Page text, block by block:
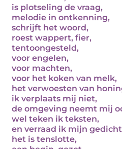
is plotseling de vraag,
melodie in ontkenning,
schrijft het woord,
roest wappert, fier,
tentoongesteld,
voor engelen,
voor machten,
voor het koken van melk,
het verwoesten van
ik verplaats mij niet,
de omgeving neemt mij
wel teken ik teksten,
en verraad ik mijn
het is tenslotte,